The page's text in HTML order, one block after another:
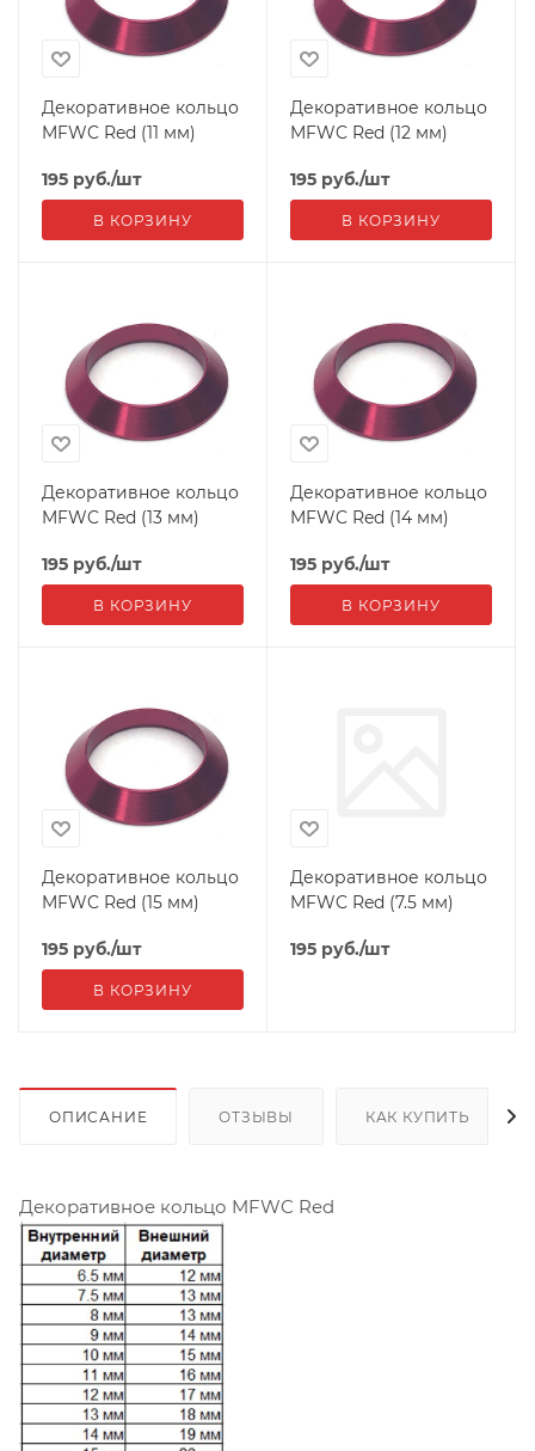
Декоративное кольцо
MFWC Red (11 мм)
195 руб./шт
В КОРЗИНУ
Декоративное кольцо
MFWC Red (12 мм)
195 руб./шт
В КОРЗИНУ
Декоративное кольцо
MFWC Red (13 мм)
195 руб./шт
В КОРЗИНУ
Декоративное кольцо
MFWC Red (14 мм)
195 руб./шт
В КОРЗИНУ
Декоративное кольцо
MFWC Red (15 мм)
195 руб./шт
В КОРЗИНУ
Декоративное кольцо
MFWC Red (7.5 мм)
195 руб./шт
ОПИСАНИЕ ОТЗЫВЫ КАК КУПИТЬ
Декоративное кольцо MFWC Red